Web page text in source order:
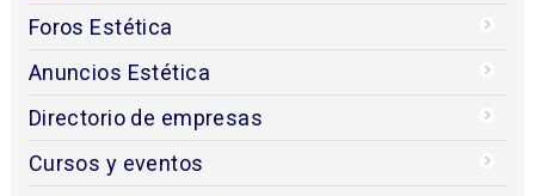
Foros Estética
Anuncios Estética
Directorio de empresas
Cursos y eventos